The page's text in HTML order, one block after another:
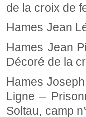
de la croix de
Hames
Hames
Décoré de la
Hames
Ligne –
Soltau, camp